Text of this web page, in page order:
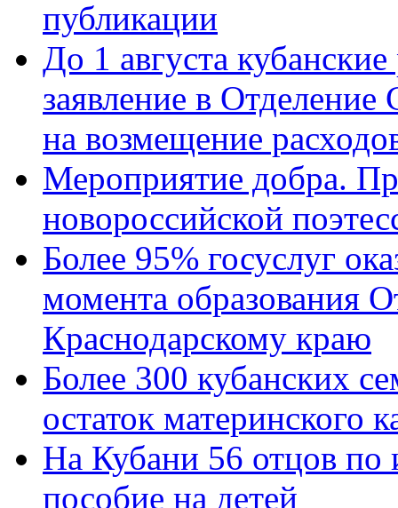
публикации
До 1 августа
заявление в
на возмещение
Мероприятие добра.
новороссийской
Более 95% госуслуг
момента образования
Краснодарскому краю
Более 300 кубанских
остаток материнского
На Кубани 56 отцов по
пособие на детей